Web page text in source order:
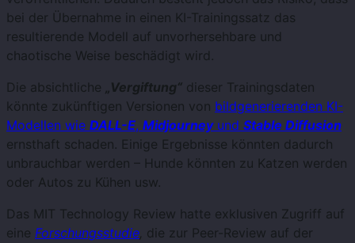
bei der Übernahme in einen KI-Trainingssatz das
resultierende Modell auf unvorhersehbare und
chaotische Weise beschädigt wird.
Die absichtliche „Vergiftung“ dieser Trainingsdaten
könnte zukünftigen Versionen von bildgenerierenden KI-
Modellen wie DALL-E, Midjourneyund Stable Diffusion
ernsthaft schaden. Einige Ergebnisse könnten dadurch
unbrauchbar werden – Hunde könnten zu Katzen werden
oder Autos zu Kühen usw.
Das MIT Technology Review hatte exklusiven Zugriff auf
eine Forschungsstudie, die zur Peer-Review auf der